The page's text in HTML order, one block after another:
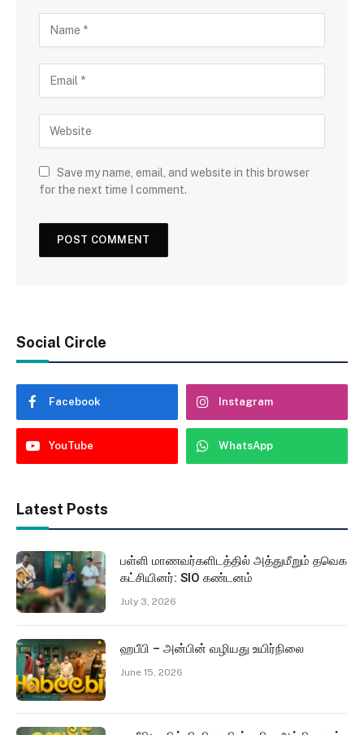
Save my name, email, and website in this browser
for the next time I comment.
Social Circle
Facebook Instagram
YouTube WhatsApp
Latest Posts
பள்ளி மாணவர்களிடத்தில் அத்துமீறும் தவெக
கட்சியினர்: SIO கண்டனம்
July 3, 2026
ஹபீபி – அன்பின் வழியது உயிர்நிலை
June 15, 2026